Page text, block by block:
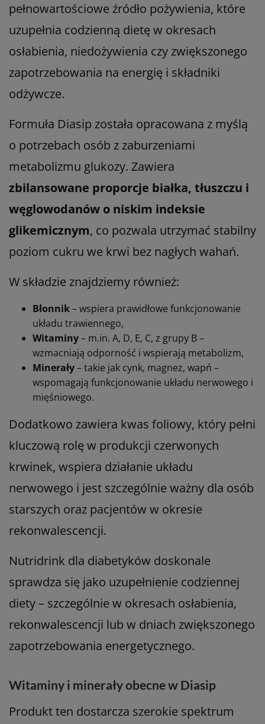
pełnowartościowe źródło pożywienia, które
uzupełnia codzienną dietę w okresach
osłabienia, niedożywienia czy zwiększonego
zapotrzebowania na energię i składniki
odżywcze.
Formuła Diasip została opracowana z myślą
o potrzebach osób z zaburzeniami
metabolizmu glukozy. Zawiera
zbilansowane proporcje białka, tłuszczu i
węglowodanów o niskim indeksie
glikemicznym, co pozwala utrzymać stabilny
poziom cukru we krwi bez nagłych wahań.
W składzie znajdziemy również:
Błonnik– wspiera prawidłowe funkcjonowanie
układu trawiennego,
Witaminy– m.in. A, D, E, C, z grupy B –
wzmacniają odporność i wspierają metabolizm,
Minerały– takie jak cynk, magnez, wapń –
wspomagają funkcjonowanie układu nerwowego i
mięśniowego.
Dodatkowo zawiera kwas foliowy, który pełni
kluczową rolę w produkcji czerwonych
krwinek, wspiera działanie układu
nerwowego i jest szczególnie ważny dla osób
starszych oraz pacjentów w okresie
rekonwalescencji.
Nutridrink dla diabetyków doskonale
sprawdza się jako uzupełnienie codziennej
diety – szczególnie w okresach osłabienia,
rekonwalescencji lub w dniach zwiększonego
zapotrzebowania energetycznego.
Witaminy i minerały obecne w Diasip
Produkt ten dostarcza szerokie spektrum